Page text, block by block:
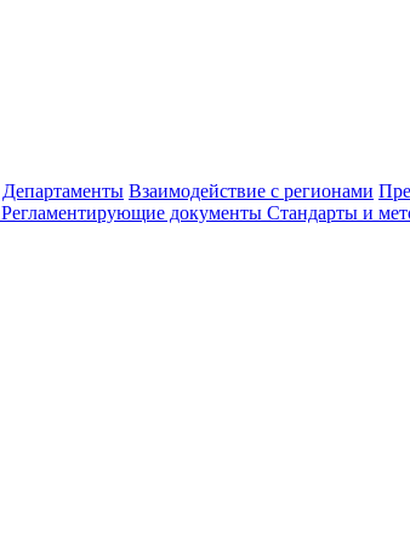
Департаменты Взаимодействие с регионами
Регламентирующие документы Стандарты и